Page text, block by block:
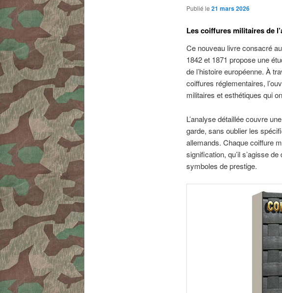
Publié le 21 mars 2026
Les coiffures militaires de
Ce nouveau livre consacré
1842 et 1871 propose une
de l’histoire européenne. À
coiffures réglementaires,
militaires et esthétiques qui
L’analyse détaillée couvre
garde, sans oublier les
allemands. Chaque coiffure
signification, qu’il s’agisse
symboles de prestige.